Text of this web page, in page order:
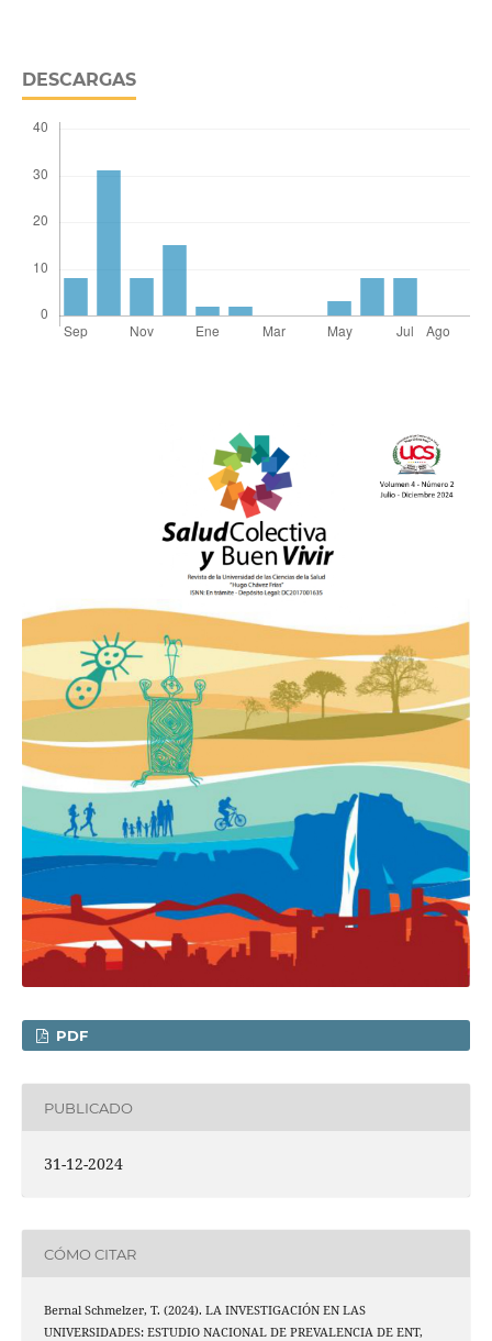
DESCARGAS
PDF
PUBLICADO
31-12-2024
CÓMO CITAR
Bernal Schmelzer, T. (2024). LA INVESTIGACIÓN EN LAS
UNIVERSIDADES: ESTUDIO NACIONAL DE PREVALENCIA DE ENT,